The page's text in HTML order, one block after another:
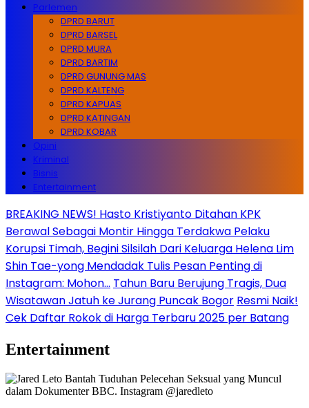
Parlemen
DPRD BARUT
DPRD BARSEL
DPRD MURA
DPRD BARTIM
DPRD GUNUNG MAS
DPRD KALTENG
DPRD KAPUAS
DPRD KATINGAN
DPRD KOBAR
Opini
Kriminal
Bisnis
Entertainment
BREAKING NEWS! Hasto Kristiyanto Ditahan KPK
Berawal Sebagai Montir Hingga Terdakwa Pelaku
Korupsi Timah, Begini Silsilah Dari Keluarga Helena Lim
Shin Tae-yong Mendadak Tulis Pesan Penting di
Instagram: Mohon… Tahun Baru Berujung Tragis, Dua
Wisatawan Jatuh ke Jurang Puncak Bogor Resmi Naik!
Cek Daftar Rokok di Harga Terbaru 2025 per Batang
Entertainment